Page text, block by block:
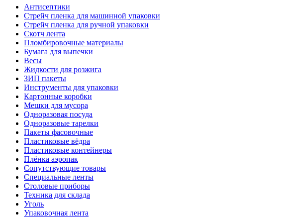
Антисептики
Стрейч пленка для машинной упаковки
Стрейч пленка для ручной упаковки
Скотч лента
Пломбировочные материалы
Бумага для выпечки
Весы
Жидкости для розжига
ЗИП пакеты
Инструменты для упаковки
Картонные коробки
Мешки для мусора
Одноразовая посуда
Одноразовые тарелки
Пакеты фасовочные
Пластиковые вёдра
Пластиковые контейнеры
Плёнка аэропак
Сопутствующие товары
Специальные ленты
Столовые приборы
Техника для склада
Уголь
Упаковочная лента